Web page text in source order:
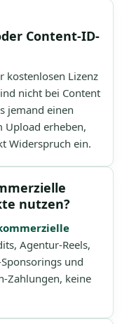
Content-ID-
kostenlosen Lizenz
nicht bei Content
jemand einen
Upload erheben,
Widerspruch ein.
nutzen?
Agentur-Reels,
und
Zahlungen, keine